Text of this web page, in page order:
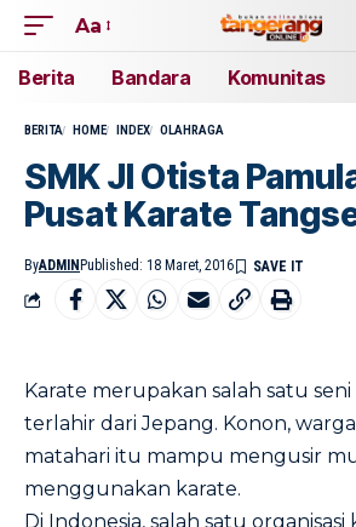
Aa
Berita Bandara Komunitas
BERITA HOME INDEX OLAHRAGA
SMK Jl Otista
Pusat Karate
ByADMIN Published: 18 Maret, 2016
Karate merupakan salah satu
terlahir dari Jepang. Konon,
matahari itu mampu mengusir
menggunakan karate.
Di Indonesia, salah satu organisasi